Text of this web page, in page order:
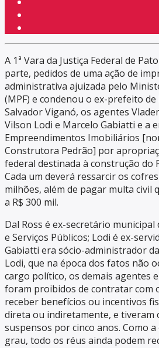
A 1ª Vara da Justiça Federal de
parte, pedidos de uma ação de
administrativa ajuizada pelo
(MPF) e condenou o ex-prefeito
Salvador Viganó, os agentes
Vilson Lodi e Marcelo Gabiatti e a
Empreendimentos Imobiliários
Construtora Pedrão] por
federal destinada à construção do
Cada um deverá ressarcir os
milhões, além de pagar multa civil
a R$ 300 mil.
Dal Ross é ex-secretário
e Serviços Públicos; Lodi é ex-
Gabiatti era sócio-administrador da
Lodi, que na época dos fatos não
cargo político, os demais agentes
foram proibidos de contratar com
receber benefícios ou incentivos
direta ou indiretamente, e tiveram
suspensos por cinco anos. Como
grau, todo os réus ainda podem